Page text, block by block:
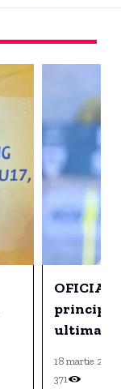
ultima
18 martie 2025
371